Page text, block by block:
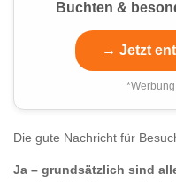
Buchten &
→ Jetzt
Die gute Nachricht für
Ja – grundsätzlich sind